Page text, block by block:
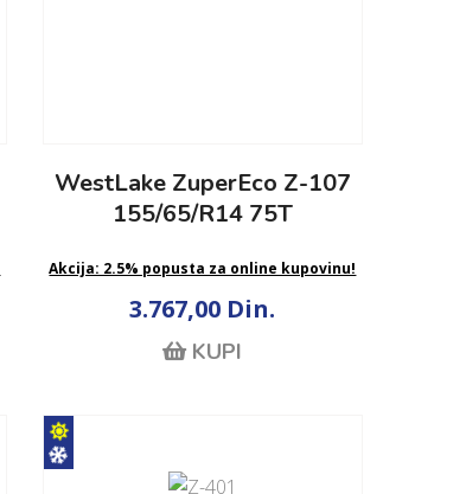
WestLake ZuperEco Z-107
155/65/R14 75T
Akcija: 2.5% popusta za online kupovinu!
3.767,00 Din.
KUPI